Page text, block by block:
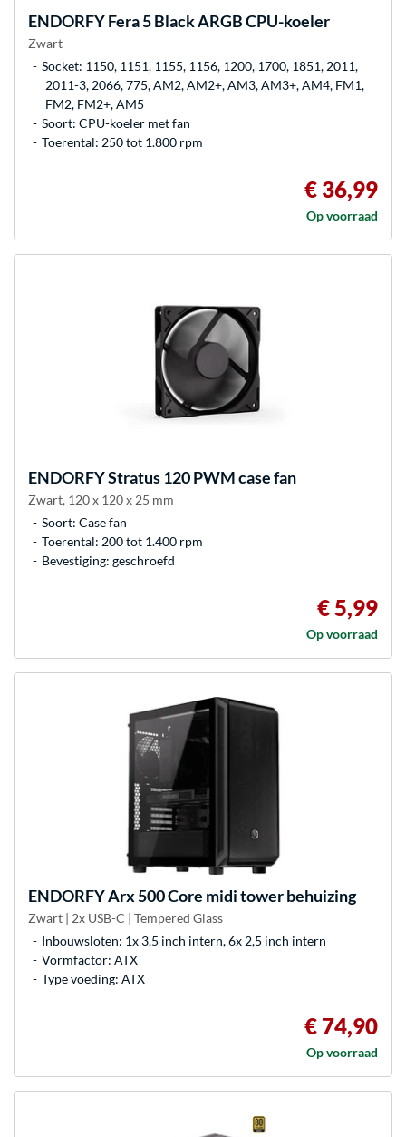
ENDORFYFera 5 Black ARGB CPU-koeler
Zwart
Socket: 1150, 1151, 1155, 1156, 1200, 1700, 1851, 2011,
2011-3, 2066, 775, AM2, AM2+, AM3, AM3+, AM4, FM1,
FM2, FM2+, AM5
Soort: CPU-koeler met fan
Toerental: 250 tot 1.800 rpm
€ 36,99
Op voorraad
ENDORFYStratus 120 PWM case fan
Zwart, 120 x 120 x 25 mm
Soort: Case fan
Toerental: 200 tot 1.400 rpm
Bevestiging: geschroefd
€ 5,99
Op voorraad
ENDORFYArx 500 Core midi tower behuizing
Zwart | 2x USB-C | Tempered Glass
Inbouwsloten: 1x 3,5 inch intern, 6x 2,5 inch intern
Vormfactor: ATX
Type voeding: ATX
€ 74,90
Op voorraad